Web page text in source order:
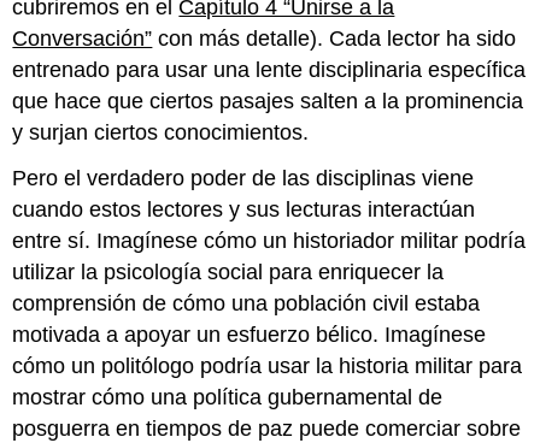
cubriremos en el Capítulo 4 “Unirse a la
Conversación” con más detalle). Cada lector ha sido
entrenado para usar una lente disciplinaria específica
que hace que ciertos pasajes salten a la prominencia
y surjan ciertos conocimientos.
Pero el verdadero poder de las disciplinas viene
cuando estos lectores y sus lecturas interactúan
entre sí. Imagínese cómo un historiador militar podría
utilizar la psicología social para enriquecer la
comprensión de cómo una población civil estaba
motivada a apoyar un esfuerzo bélico. Imagínese
cómo un politólogo podría usar la historia militar para
mostrar cómo una política gubernamental de
posguerra en tiempos de paz puede comerciar sobre